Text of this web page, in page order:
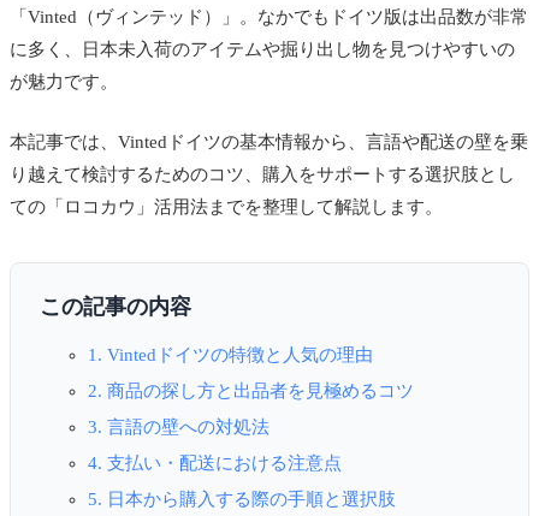
「Vinted（ヴィンテッド）」。なかでもドイツ版は出品数が非常
に多く、日本未入荷のアイテムや掘り出し物を見つけやすいの
が魅力です。
本記事では、Vintedドイツの基本情報から、言語や配送の壁を乗
り越えて検討するためのコツ、購入をサポートする選択肢とし
ての「ロコカウ」活用法までを整理して解説します。
この記事の内容
1. Vintedドイツの特徴と人気の理由
2. 商品の探し方と出品者を見極めるコツ
3. 言語の壁への対処法
4. 支払い・配送における注意点
5. 日本から購入する際の手順と選択肢